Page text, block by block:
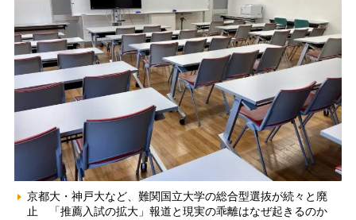
京都大・神戸大など、難関国立大学の総合型選抜が続々と廃
止 「推薦入試の拡大」報道と現実の乖離はなぜ起きるのか